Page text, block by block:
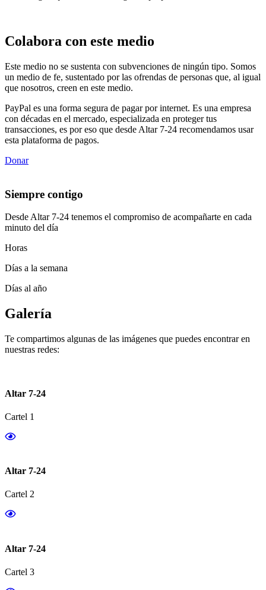
Colabora con este medio
Este medio no se sustenta con subvenciones de ningún tipo. Somos
un medio de fe, sustentado por las ofrendas de personas que, al igual
que nosotros, creen en este medio.
PayPal es una forma segura de pagar por internet. Es una empresa
con décadas en el mercado, especializada en proteger tus
transacciones, es por eso que desde Altar 7-24 recomendamos usar
esta plataforma de pagos.
Donar
Siempre contigo
Desde Altar 7-24 tenemos el compromiso de acompañarte en cada
minuto del día
Horas
Días a la semana
Días al año
Galería
Te compartimos algunas de las imágenes que puedes encontrar en
nuestras redes:
Altar 7-24
Cartel 1
Altar 7-24
Cartel 2
Altar 7-24
Cartel 3